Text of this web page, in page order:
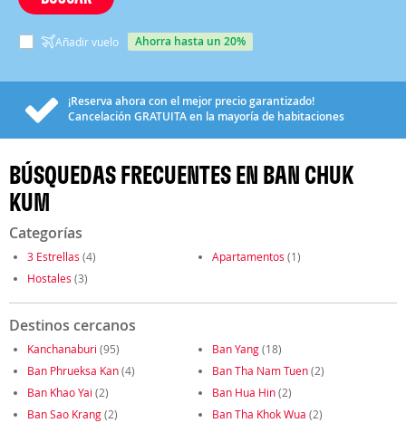
Añadir vuelo ahorra hasta un 20%
¡Reserva ahora con el mejor precio garantizado!
Cancelación GRATUITAen la mayoría de habitaciones
BÚSQUEDAS FRECUENTES EN BAN CHUK
KUM
Categorías
3 Estrellas (4) Apartamentos (1)
Hostales (3)
Destinos cercanos
Kanchanaburi (95) Ban Yang(18)
Ban Phrueksa Kan(4) Ban Tha Nam Tuen(2)
Ban Khao Yai (2) Ban Hua Hin(2)
Ban Sao Krang(2) Ban Tha Khok Wua (2)